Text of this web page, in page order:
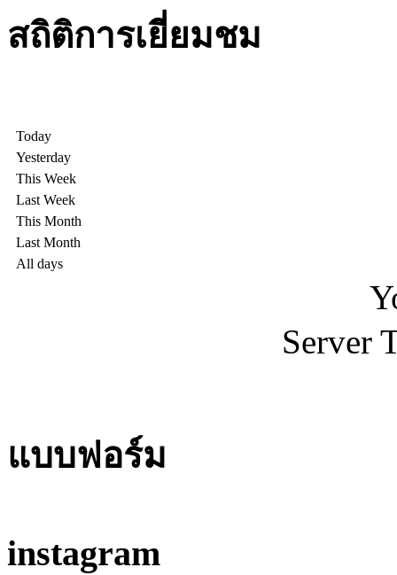
สถิติการเยี่ยมชม
Today
Yesterday
This Week
Last Week
This Month
Last Month
All days
Server
แบบฟอร์ม
instagram